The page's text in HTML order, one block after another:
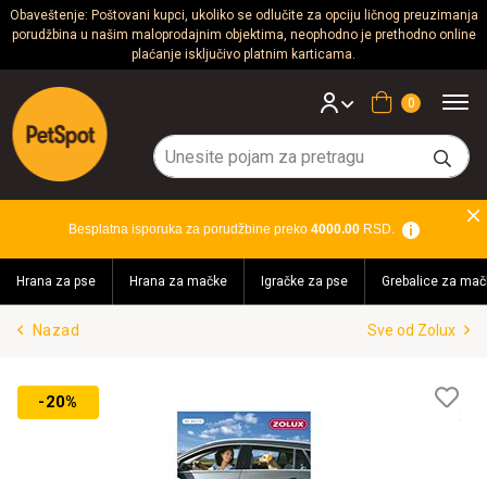
Obaveštenje: Poštovani kupci, ukoliko se odlučite za opciju ličnog preuzimanja
porudžbina u našim maloprodajnim objektima, neophodno je prethodno online
plaćanje isključivo platnim karticama.
Psi
Mačke
Glodari
Akvaristika
Teraristika
Brendovi
Blog
Korpa
Besplatna isporuka za porudžbine preko 4000.00RSD.
Hrana za pse Hrana za mačke Igračke za pse Grebalice za
Nazad Sve od Zolux
-20%